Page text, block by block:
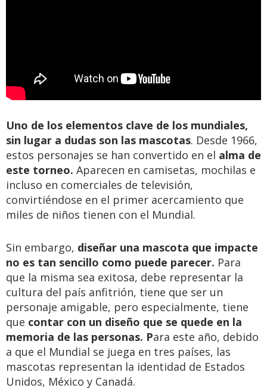
Uno de los elementos clave de los mundiales,
sin lugar a dudas son las mascotas. Desde 1966,
estos personajes se han convertido en el alma de
este torneo. Aparecen en camisetas, mochilas e
incluso en comerciales de televisión,
convirtiéndose en el primer acercamiento que
miles de niños tienen con el Mundial.
Sin embargo, diseñar una mascota que impacte
no es tan sencillo como puede parecer. Para
que la misma sea exitosa, debe representar la
cultura del país anfitrión, tiene que ser un
personaje amigable, pero especialmente, tiene
que contar con un diseño que se quede en la
memoria de las personas. Para este año, debido
a que el Mundial se juega en tres países, las
mascotas representan la identidad de Estados
Unidos, México y Canadá.